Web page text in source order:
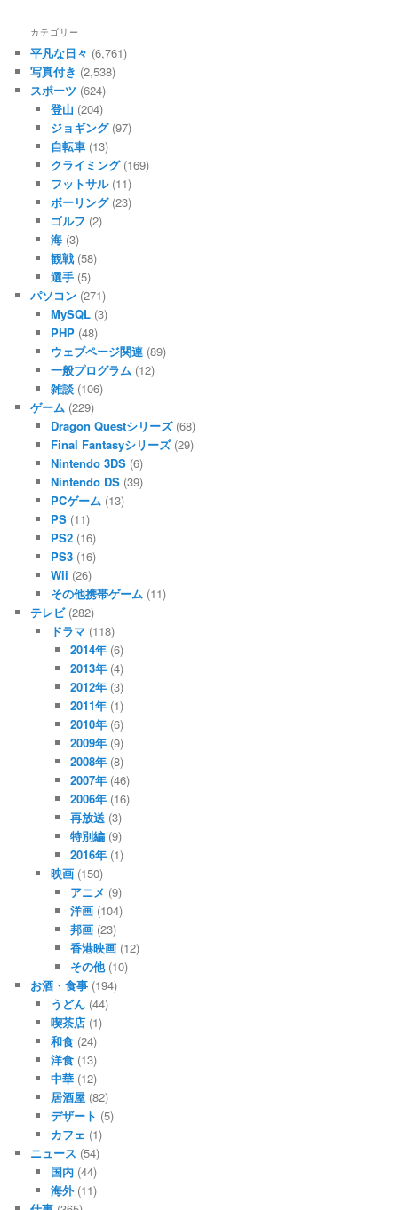
カテゴリー
平凡な日々 (6,761)
写真付き (2,538)
スポーツ (624)
登山 (204)
ジョギング(97)
自転車(13)
クライミング(169)
フットサル(11)
ボーリング(23)
ゴルフ (2)
海(3)
観戦(58)
選手(5)
パソコン (271)
MySQL(3)
PHP(48)
ウェブページ関連(89)
一般プログラム(12)
雑談(106)
ゲーム (229)
Dragon Questシリーズ(68)
Final Fantasyシリーズ(29)
Nintendo 3DS(6)
Nintendo DS(39)
PCゲーム(13)
PS(11)
PS2(16)
PS3(16)
Wii (26)
その他携帯ゲーム(11)
テレビ(282)
ドラマ(118)
2014年 (6)
2013年 (4)
2012年 (3)
2011年 (1)
2010年 (6)
2009年 (9)
2008年 (8)
2007年 (46)
2006年 (16)
再放送 (3)
特別編 (9)
2016年 (1)
映画(150)
アニメ (9)
洋画 (104)
邦画 (23)
香港映画 (12)
その他(10)
お酒・食事 (194)
うどん(44)
喫茶店(1)
和食(24)
洋食(13)
中華(12)
居酒屋(82)
デザート (5)
カフェ (1)
ニュース (54)
国内(44)
海外(11)